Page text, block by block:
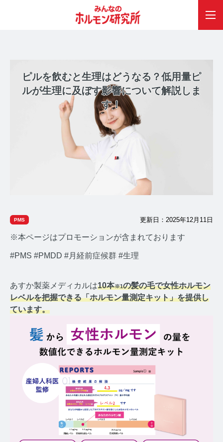
みんなのホルモン研究所 TOP
メディアコンセプト
AGAコラム TOP
テストステロン
テストステロンコラム TOP
ピルを飲むと生理はどうなる？低用量ピ
ルが生理に及ぼす影響について解説しま
す！
PMS 更新日：2025年12月11日
※本ページはプロモーションが含まれております
#PMS #PMDD #月経前症候群 #生理
あすか製薬メディカルは10本※1の髪の毛で女性ホルモン
レベルを把握できる「ホルモン量測定キット」を提供し
ています。